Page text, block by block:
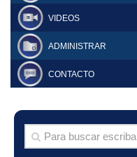
VIDEOS
ADMINISTRAR
CONTACTO